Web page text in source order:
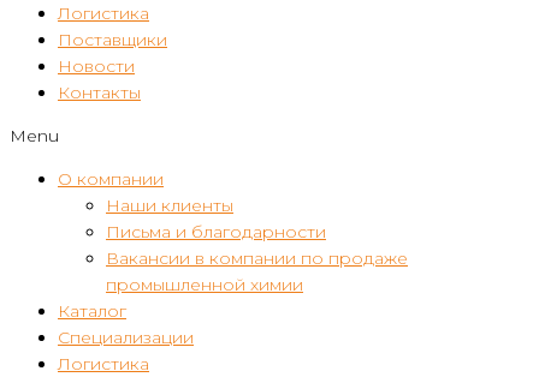
Логистика
Поставщики
Новости
Контакты
Menu
О компании
Наши клиенты
Письма и благодарности
Вакансии в компании по продаже
промышленной химии
Каталог
Специализации
Логистика